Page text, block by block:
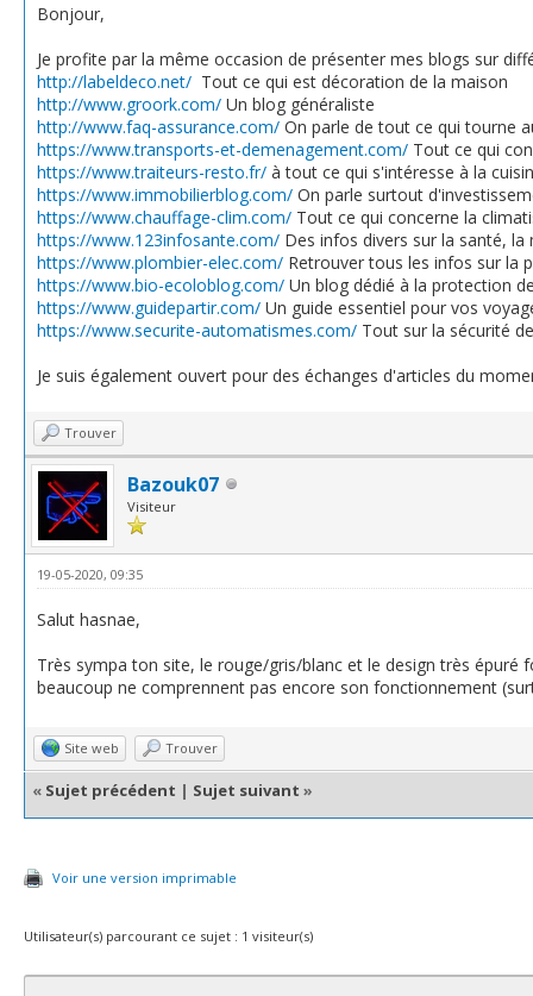
Bonjour,
Je profite par la même occasion de présenter mes blogs sur
http://labeldeco.net/ Tout ce qui est décoration de la maison
http://www.groork.com/ Un blog généraliste
http://www.faq-assurance.com/ On parle de tout ce qui tourne
https://www.transports-et-demenagement.com/ Tout ce qui
https://www.traiteurs-resto.fr/ à tout ce qui s'intéresse à la
https://www.immobilierblog.com/ On parle surtout
https://www.chauffage-clim.com/ Tout ce qui concerne la
https://www.123infosante.com/ Des infos divers sur la santé, la
https://www.plombier-elec.com/ Retrouver tous les infos sur la
https://www.bio-ecoloblog.com/ Un blog dédié à la protection
https://www.guidepartir.com/ Un guide essentiel pour vos
https://www.securite-automatismes.com/ Tout sur la sécurité
Je suis également ouvert pour des échanges d'articles du
Trouver
Bazouk07
Visiteur
19-05-2020, 09:35
Salut hasnae,
Très sympa ton site, le rouge/gris/blanc et le design très épuré
beaucoup ne comprennent pas encore son fonctionnement
Site web Trouver
« Sujet précédent | Sujet suivant »
Voir une version imprimable
Utilisateur(s) parcourant ce sujet : 1 visiteur(s)